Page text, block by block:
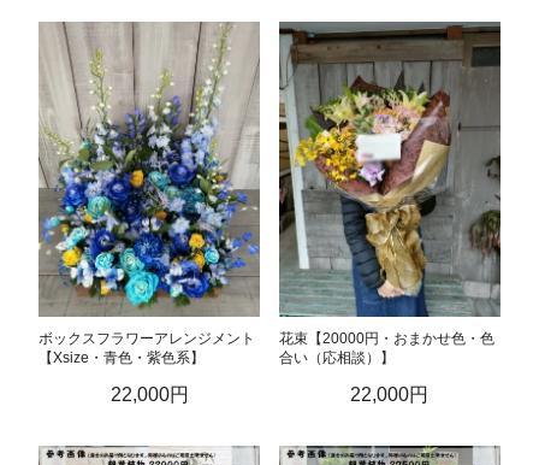
ボックスフラワーアレンジメント
【Xsize・青色・紫色系】
22,000円
花束【20000円・おまかせ色・色
合い（応相談）】
22,000円